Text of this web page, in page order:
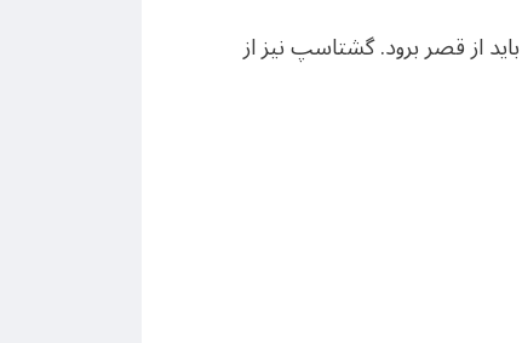
از قصر برود. گشتاسپ نیز از